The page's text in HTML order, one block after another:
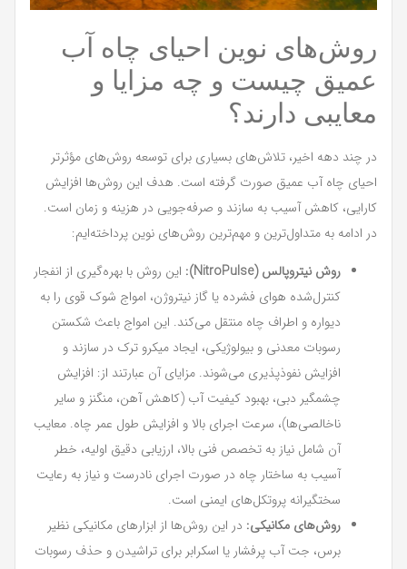
روش‌های نوین احیای چاه آب
عمیق چیست و چه مزایا و
معایبی دارند؟
در چند دهه اخیر، تلاش‌های بسیاری برای توسعه روش‌های مؤثرتر
احیای چاه آب عمیق صورت گرفته است. هدف این روش‌ها افزایش
کارایی، کاهش آسیب به سازند و صرفه‌جویی در هزینه و زمان است.
در ادامه به متداول‌ترین و مهم‌ترین روش‌های نوین پرداخته‌ایم:
روش نیتروپالس (NitroPulse):
این روش با بهره‌گیری از انفجار
کنترل‌شده هوای فشرده یا گاز نیتروژن، امواج شوک قوی را به
دیواره و اطراف چاه منتقل می‌کند. این امواج باعث شکستن
رسوبات معدنی و بیولوژیکی، ایجاد میکرو ترک در سازند و
افزایش نفوذپذیری می‌شوند. مزایای آن عبارتند از: افزایش
چشمگیر دبی، بهبود کیفیت آب (کاهش آهن، منگنز و سایر
ناخالصی‌ها)، سرعت اجرای بالا و افزایش طول عمر چاه. معایب
آن شامل نیاز به تخصص فنی بالا، ارزیابی دقیق اولیه، خطر
آسیب به ساختار چاه در صورت اجرای نادرست و نیاز به رعایت
سختگیرانه پروتکل‌های ایمنی است.
روش‌های مکانیکی: در این روش‌ها از ابزارهای مکانیکی نظیر
برس، جت آب پرفشار یا اسکرابر برای تراشیدن و حذف رسوبات